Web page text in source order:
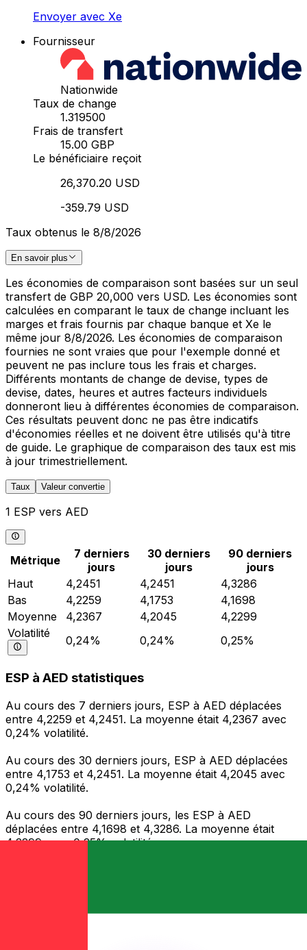
Envoyer avec Xe
Fournisseur
Nationwide
Taux de change
1.319500
Frais de transfert
15.00 GBP
Le bénéficiaire reçoit
26,370.20 USD
-359.79 USD
Taux obtenus le 8/8/2026
En savoir plus
Les économies de comparaison sont basées sur un seul
transfert de GBP 20,000 vers USD. Les économies sont
calculées en comparant le taux de change incluant les
marges et frais fournis par chaque banque et Xe le
même jour 8/8/2026. Les économies de comparaison
fournies ne sont vraies que pour l'exemple donné et
peuvent ne pas inclure tous les frais et charges.
Différents montants de change de devise, types de
devise, dates, heures et autres facteurs individuels
donneront lieu à différentes économies de comparaison.
Ces résultats peuvent donc ne pas être indicatifs
d'économies réelles et ne doivent être utilisés qu'à titre
de guide. Le graphique de comparaison des taux est mis
à jour trimestriellement.
Taux Valeur convertie
1 ESP vers AED
Métrique
7 derniers
jours
30 derniers
jours
90 derniers
jours
Haut
4,2451 4,2451
4,3286
Bas
4,2259 4,1753
4,1698
Moyenne
4,2367 4,2045
4,2299
Volatilité
0,24% 0,24% 0,25%
ESP à AED statistiques
Au cours des 7 derniers jours, ESP à AED déplacées
entre 4,2259 et 4,2451. La moyenne était 4,2367 avec
0,24% volatilité.
Au cours des 30 derniers jours, ESP à AED déplacées
entre 4,1753 et 4,2451. La moyenne était 4,2045 avec
0,24% volatilité.
Au cours des 90 derniers jours, les ESP à AED
déplacées entre 4,1698 et 4,3286. La moyenne était
4,2299 avec 0,25% volatilité.
êtes en déplacement